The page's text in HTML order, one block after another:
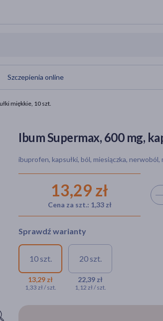
Szczepienia online
miękkie, 10 szt.
Ibum Supermax, 600 mg,
ibuprofen, kapsułki, ból, miesiączka, nerwoból,
13,29 zł
Cena za szt.: 1,33 zł
Sprawdź warianty
10 szt.
13,29 zł
1,33 zł / szt.
20 szt.
22,39 zł
1,12 zł / szt.